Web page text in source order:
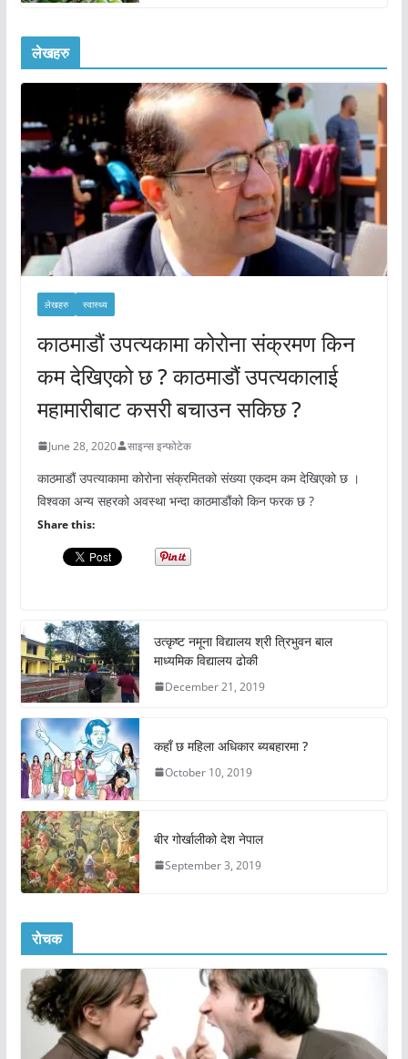
लेखहरु
लेखहरु स्वास्थ्य
काठमाडौं उपत्यकामा कोरोना संक्रमण किन
कम देखिएको छ ? काठमाडौं उपत्यकालाई
महामारीबाट कसरी बचाउन सकिछ ?
June 28, 2020 साइन्स इन्फोटेक
काठमाडौं उपत्याकामा कोरोना संक्रमितको संख्या एकदम कम देखिएको छ ।
विश्वका अन्य सहरको अवस्था भन्दा काठमाडौंको किन फरक छ ?
Share this:
उत्कृष्ट नमूना विद्यालय श्री त्रिभुवन बाल
माध्यमिक विद्यालय ढोकी
December 21, 2019
कहाँ छ महिला अधिकार ब्यबहारमा ?
October 10, 2019
बीर गोर्खालीको देश नेपाल
September 3, 2019
रोचक